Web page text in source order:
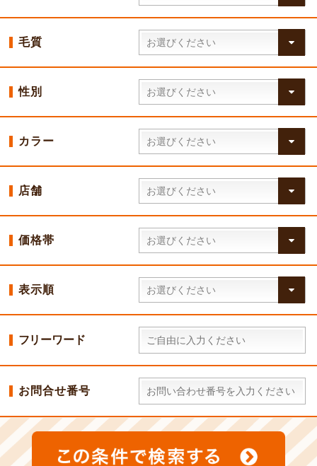
毛質
性別
カラー
店舗
価格帯
表示順
フリーワード
お問合せ番号